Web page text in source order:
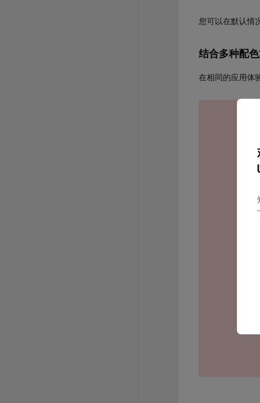
您可以在默认情
结合多种配
在相同的应用体